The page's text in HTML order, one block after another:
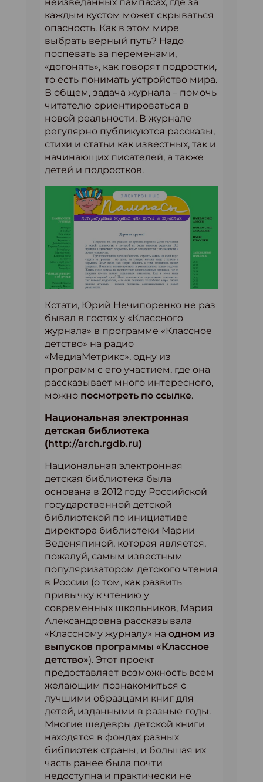
неизведанных пампасах, где за
каждым кустом может скрываться
опасность. Как в этом мире
выбрать верный путь? Надо
поспевать за переменами,
«догонять», как говорят подростки,
то есть понимать устройство мира.
В общем, задача журнала – помочь
читателю ориентироваться в
новой реальности. В журнале
регулярно публикуются рассказы,
стихи и статьи как известных, так и
начинающих писателей, а также
детей и подростков.
Кстати, Юрий Нечипоренко не раз
бывал в гостях у «Классного
журнала» в программе «Классное
детство» на радио
«МедиаМетрикс», одну из
программ с его участием, где она
рассказывает много интересного,
можно посмотреть по ссылке.
Национальная электронная
детская библиотека
(http://arch.rgdb.ru)
Национальная электронная
детская библиотека была
основана в 2012 году Российской
государственной детской
библиотекой по инициативе
директора библиотеки Марии
Веденяпиной, которая является,
пожалуй, самым известным
популяризатором детского чтения
в России (о том, как развить
привычку к чтению у
современных школьников, Мария
Александровна рассказывала
«Классному журналу» на одном из
выпусков программы «Классное
детство»). Этот проект
предоставляет возможность всем
желающим познакомиться с
лучшими образцами книг для
детей, изданными в разные годы.
Многие шедевры детской книги
находятся в фондах разных
библиотек страны, и большая их
часть ранее была почти
недоступна и практически не